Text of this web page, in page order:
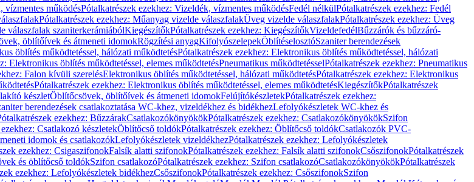
vízmentes működésPótalkatrészek ezekhez: Vizeldék, vízmentes működésFedél nélkülPótalkatrészek ezekhez: Fedél
Pótalkatrészek ezekhez: Műanyag vizelde válaszfalakÜveg vizelde válaszfalakPótalkatrészek ezekhez: Üveg
válaszfalak szaniterkerámiábólKiegészítőkPótalkatrészek ezekhez: KiegészítőkVizeldefedélBűzzárók és bűzzáró-
öblítőívek és átmeneti idomokRögzítési anyagKifolyószelepekÖblítéselosztóSzaniter berendezések
öblítés működtetéssel, hálózati működtetésPótalkatrészek ezekhez: Elektronikus öblítés működtetéssel, hálózati
Elektronikus öblítés működtetéssel, elemes működtetésPneumatikus működtetésselPótalkatrészek ezekhez: Pneumatikus
Falon kívüli szerelésElektronikus öblítés működtetéssel, hálózati működtetésPótalkatrészek ezekhez: Elektronikus
Pótalkatrészek ezekhez: Elektronikus öblítés működtetéssel, elemes működtetésKiegészítőkPótalkatrészek
készletÖblítőcsövek, öblítőívek és átmeneti idomokFelújítókészletekPótalkatrészek ezekhez:
berendezések csatlakoztatása WC-khez, vizeldékhez és bidékhezLefolyókészletek WC-khez és
ezekhez: BűzzárakCsatlakozókönyökökPótalkatrészek ezekhez: CsatlakozókönyökökSzifon
Csatlakozó készletekÖblítőcső toldókPótalkatrészek ezekhez: Öblítőcső toldókCsatlakozók PVC-
idomok és csatlakozókLefolyókészletek vizeldékhezPótalkatrészek ezekhez: Lefolyókészletek
ezekhez: CsigaszifonokFalsík alatti szifonokPótalkatrészek ezekhez: Falsík alatti szifonokCsőszifonokPótalkatrészek
és öblítőcső toldókSzifon csatlakozóPótalkatrészek ezekhez: Szifon csatlakozóCsatlakozókönyökökPótalkatrészek
ezekhez: Lefolyókészletek bidékhezCsőszifonokPótalkatrészek ezekhez: CsőszifonokSzifon